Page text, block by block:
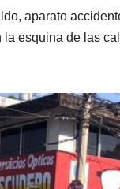
aparato
esquina de las